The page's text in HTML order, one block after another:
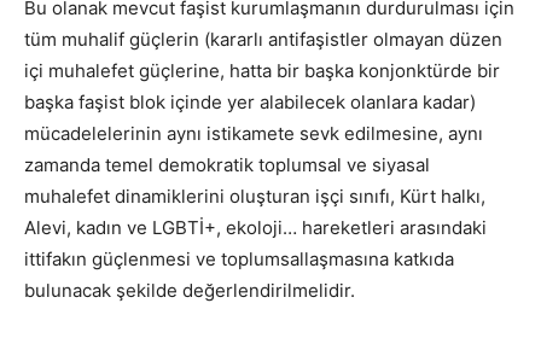
Bu olanak mevcut faşist kurumlaşmanın durdurulması için
tüm muhalif güçlerin (kararlı antifaşistler olmayan düzen
içi muhalefet güçlerine, hatta bir başka konjonktürde bir
başka faşist blok içinde yer alabilecek olanlara kadar)
mücadelelerinin aynı istikamete sevk edilmesine, aynı
zamanda temel demokratik toplumsal ve siyasal
muhalefet dinamiklerini oluşturan işçi sınıfı, Kürt halkı,
Alevi, kadın ve LGBTİ+, ekoloji… hareketleri arasındaki
ittifakın güçlenmesi ve toplumsallaşmasına katkıda
bulunacak şekilde değerlendirilmelidir.